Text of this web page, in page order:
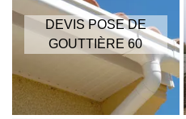
DEVIS POSE DE
GOUTTIÈRE 60